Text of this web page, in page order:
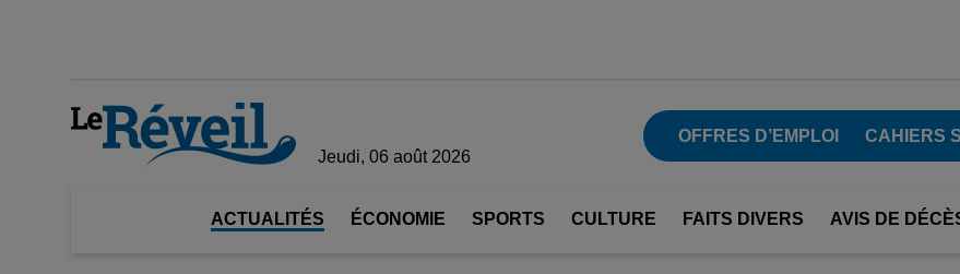
Jeudi, 06 août 2026
OFFRES D’EMPLOI CAHIERS
ACTUALITÉS ÉCONOMIE SPORTS CULTURE FAITS DIVERS AVIS DE